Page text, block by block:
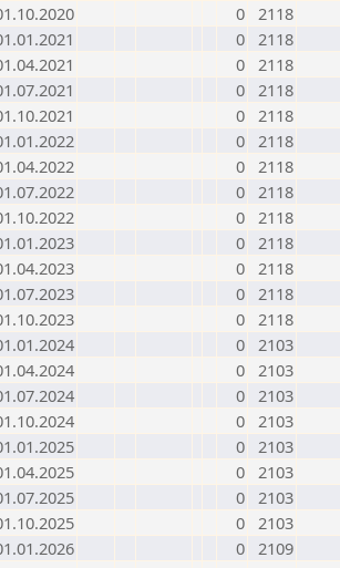
0 2118
0 2118
0 2118
0 2118
0 2118
0 2118
0 2118
0 2118
0 2118
0 2118
0 2118
0 2118
0 2118
0 2103
0 2103
0 2103
0 2103
0 2103
0 2103
0 2103
0 2103
0 2109